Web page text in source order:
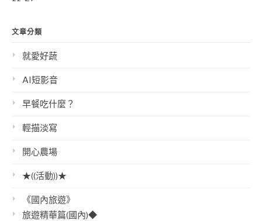
文章分類
就愛好蔬
AI短影音
早餐吃什麼？
輕描淡寫
開心農場
★((活動))★
《國內旅遊》
旅遊精華篇(國內)◆